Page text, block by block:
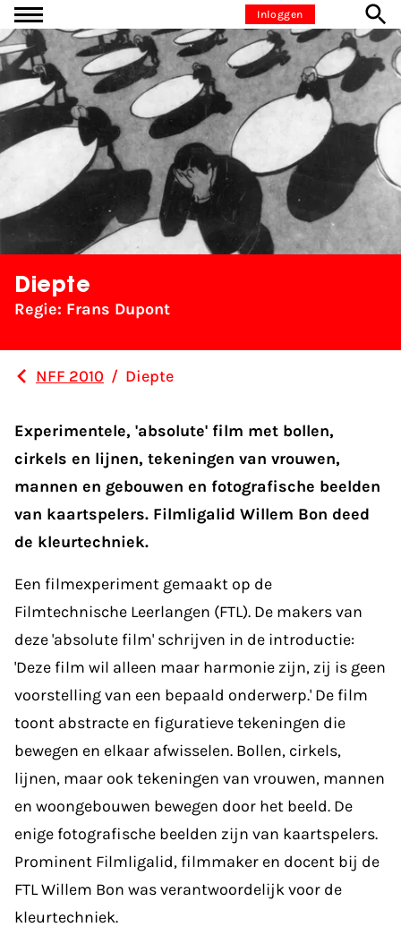
Ga naar inhoudInloggen
Diepte
Regie: Frans Dupont
NFF 2010 / Diepte
Experimentele, 'absolute' film met bollen,
cirkels en lijnen, tekeningen van vrouwen,
mannen en gebouwen en fotografische beelden
van kaartspelers. Filmligalid Willem Bon deed
de kleurtechniek.
Een filmexperiment gemaakt op de
Filmtechnische Leerlangen (FTL). De makers van
deze 'absolute film' schrijven in de introductie:
'Deze film wil alleen maar harmonie zijn, zij is geen
voorstelling van een bepaald onderwerp.' De film
toont abstracte en figuratieve tekeningen die
bewegen en elkaar afwisselen. Bollen, cirkels,
lijnen, maar ook tekeningen van vrouwen, mannen
en woongebouwen bewegen door het beeld. De
enige fotografische beelden zijn van kaartspelers.
Prominent Filmligalid, filmmaker en docent bij de
FTL Willem Bon was verantwoordelijk voor de
kleurtechniek.